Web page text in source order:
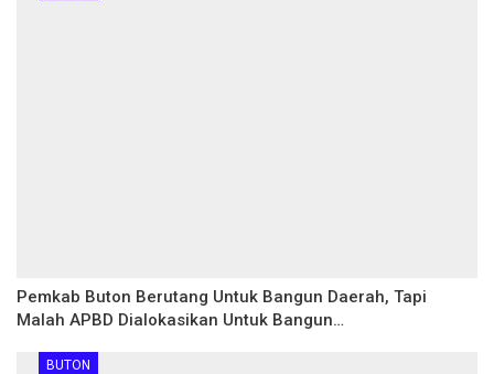
Pemkab Buton Berutang Untuk Bangun Daerah, Tapi
Malah APBD Dialokasikan Untuk Bangun…
BUTON